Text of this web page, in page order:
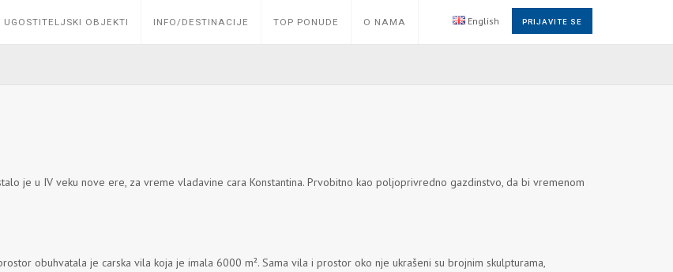
UGOSTITELJSKI OBJEKTI INFO/DESTINACIJE TOP PONUDE O NAMA English PRIJAVITE SE
je u IV veku nove ere, za vreme vladavine cara Konstantina. Prvobitno kao poljoprivredno gazdinstvo, da bi vremenom
obuhvatala je carska vila koja je imala 6000 m². Sama vila i prostor oko nje ukrašeni su brojnim skulpturama,